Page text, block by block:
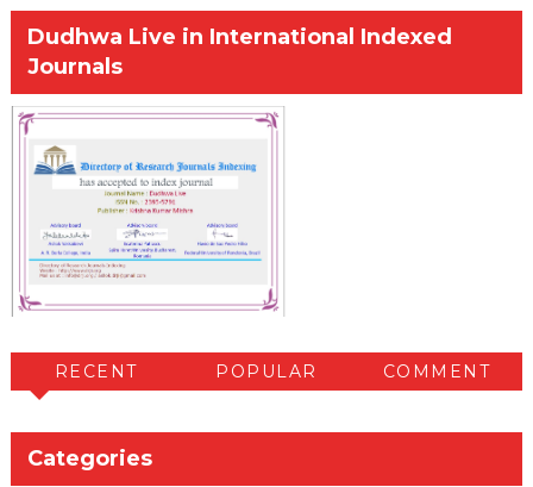
Dudhwa Live in International Indexed
Journals
RECENT POPULAR COMMENT
Categories